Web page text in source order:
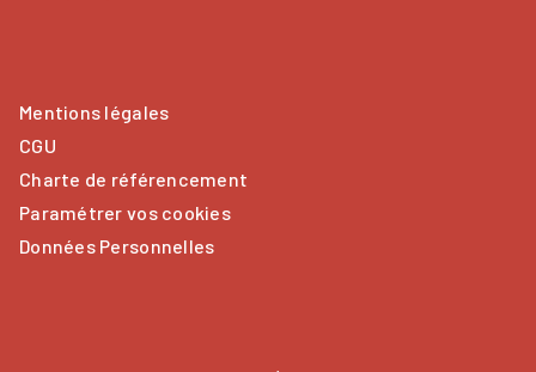
Mentions légales
CGU
Charte de référencement
Paramétrer vos cookies
Données Personnelles